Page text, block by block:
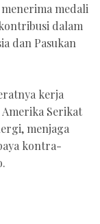
medali
dalam
dan Pasukan
kerja
Serikat
menjaga
kontra-